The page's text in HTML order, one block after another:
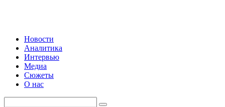
Новости
Аналитика
Интервью
Медиа
Сюжеты
О нас